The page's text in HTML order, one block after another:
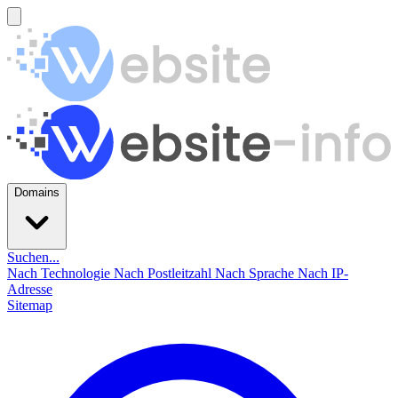
Domains
Suchen...
Nach Technologie Nach Postleitzahl Nach Sprache Nach IP-
Adresse
Sitemap